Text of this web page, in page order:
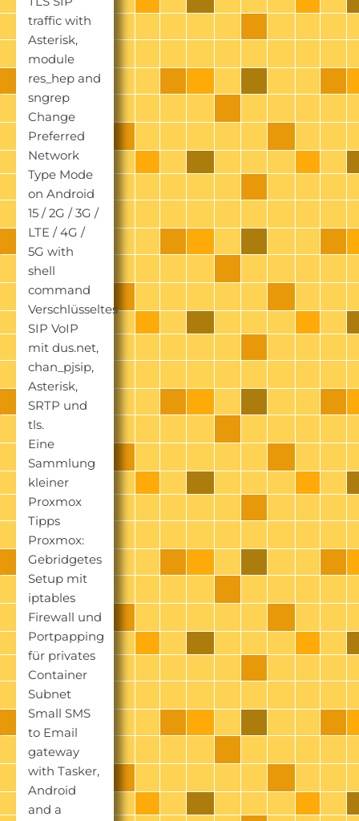
traffic with
Asterisk,
module
res_hep and
sngrep
Change
Preferred
Network
Type Mode
on Android
15 / 2G / 3G /
LTE / 4G /
5G with
shell
command
Verschlüsseltes
SIP VoIP
mit dus.net,
chan_pjsip,
Asterisk,
SRTP und
tls.
Eine
Sammlung
kleiner
Proxmox
Tipps
Proxmox:
Gebridgetes
Setup mit
iptables
Firewall und
Portpapping
für privates
Container
Subnet
Small SMS
to Email
gateway
with Tasker,
Android
and a